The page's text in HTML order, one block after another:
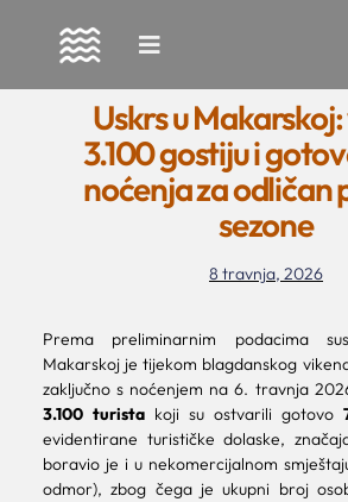
to
Uskrs u
3.100 gostiju i
noćenja za odličan
sezone
8 travnja, 2026
Prema preliminarnim podacima
Makarskoj je tijekom blagdanskog
zaključno s noćenjem na 6. travnja
3.100 turistakoji su ostvarili gotovo
evidentirane turističke dolaske,
boravio je i u nekomercijalnom
odmor), zbog čega je ukupni broj